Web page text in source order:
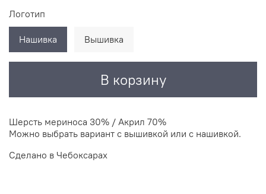
В корзину
Логотип
Нашивка Вышивка
Шерсть мериноса 30% / Акрил 70%
Можно выбрать вариант с вышивкой или с нашивкой.
Сделано в Чебоксарах